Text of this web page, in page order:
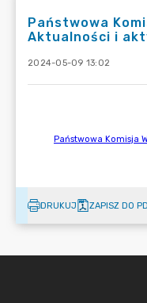
Państwowa
Aktualności i
2024-05-09 13:02
DRUKUJ ZAPISZ DO